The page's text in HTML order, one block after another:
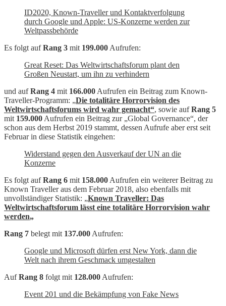
ID2020, Known-Traveller und Kontaktverfolgung
durch Google und Apple: US-Konzerne werden zur
Weltpassbehörde
Es folgt aufRang 3 mit 199.000 Aufrufen:
Great Reset: Das Weltwirtschaftsforum plant den
Großen Neustart, um ihn zu verhindern
und aufRang 4 mit 166.000 Aufrufen ein Beitrag zum Known-
Traveller-Programm: „Die totalitäre Horrorvision des
Weltwirtschaftsforums wird wahr gemacht“, sowie aufRang 5
mit 159.000 Aufrufen ein Beitrag zur „Global Governance“, der
schon aus dem Herbst 2019 stammt, dessen Aufrufe aber erst seit
Februar in diese Statistik eingehen:
Widerstand gegen den Ausverkauf der UN an die
Konzerne
Es folgt aufRang 6 mit 158.000 Aufrufen ein weiterer Beitrag zu
Known Traveller aus dem Februar 2018, also ebenfalls mit
unvollständiger Statistik: „Known Traveller: Das
Weltwirtschaftsforum lässt eine totalitäre Horrorvision wahr
werden„
Rang 7 belegt mit 137.000 Aufrufen:
Google und Microsoft dürfen erst New York, dann die
Welt nach ihrem Geschmack umgestalten
AufRang 8 folgt mit 128.000 Aufrufen:
Event 201 und die Bekämpfung von Fake News